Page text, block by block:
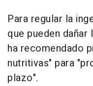
Para regular la
que pueden
ha recomendado
nutritivas" para
plazo".